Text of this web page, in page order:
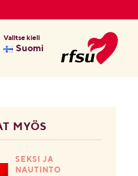
Valitse kieli
Suomi
MYÖS
SEKSI JA
NAUTINTO